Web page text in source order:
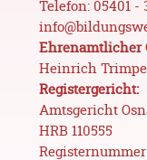
Telefon: 05401 -
Ehrenamtlicher
Heinrich
Registergericht:
Amtsgericht
HRB 110555